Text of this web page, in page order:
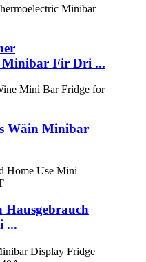
Minibar Fir Dri ...
Wäin Minibar
Hausgebrauch
...